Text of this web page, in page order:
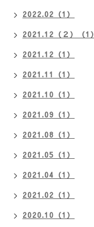
2022.02（1）
2021.12（２）（1）
2021.12（1）
2021.11（1）
2021.10（1）
2021.09（1）
2021.08（1）
2021.05（1）
2021.04（1）
2021.02（1）
2020.10（1）